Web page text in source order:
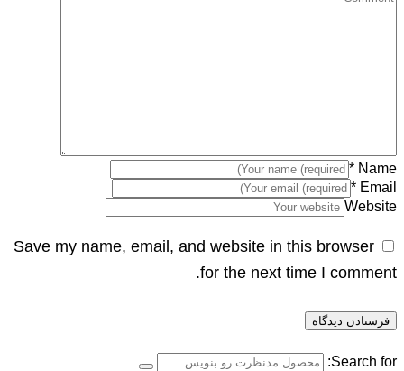
Name
*
Email
*
Website
Save my name, email, and website in this browser
for the next time I comment.
Search for: